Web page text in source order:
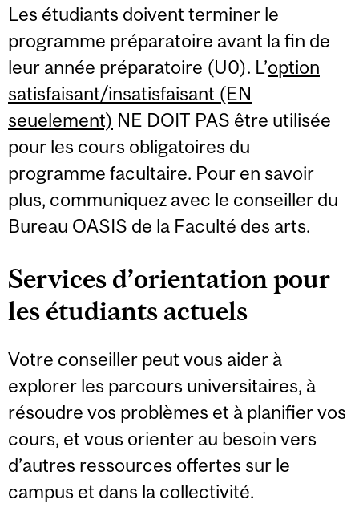
Les étudiants doivent terminer le
programme préparatoire avant la fin de
leur année préparatoire (U0). L’option
satisfaisant/insatisfaisant (EN
seuelement) NE DOIT PAS être utilisée
pour les cours obligatoires du
programme facultaire. Pour en savoir
plus, communiquez avec le conseiller du
Bureau OASIS de la Faculté des arts.
Services d’orientation pour
les étudiants actuels
Votre conseiller peut vous aider à
explorer les parcours universitaires, à
résoudre vos problèmes et à planifier vos
cours, et vous orienter au besoin vers
d’autres ressources offertes sur le
campus et dans la collectivité.